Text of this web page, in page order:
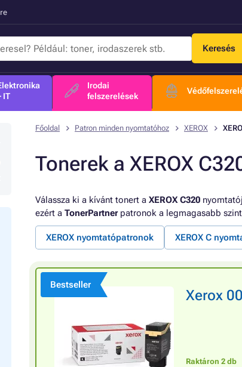
Keresés
IT
Irodai
felszerelések
Főoldal Patron minden nyomtatóhoz XEROX
Tonerek a XEROX
Válassza ki a kívánt tonert a XEROX C320
ezért a TonerPartnerpatronok a legmagasabb
XEROX nyomtatópatronok XEROX C
Bestseller
Xerox
Raktáron 2 db